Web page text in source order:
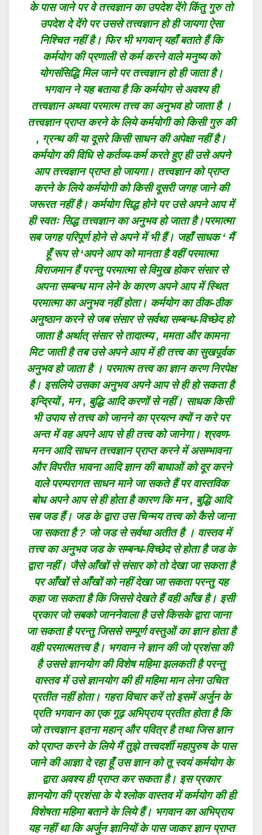
के पास जाने पर वे तत्त्वज्ञान का उपदेश देंगे किंतु गुरु तो
उपदेश दे देंगे पर उससे तत्त्वज्ञान हो ही जायगा ऐसा
निश्चित नहीं है। फिर भी भगवान् यहाँ बताते हैं कि
कर्मयोग की प्रणाली से कर्म करने वाले मनुष्य को
योगसंसिद्धि मिल जाने पर तत्त्वज्ञान हो ही जाता है।
भगवान ने यह बताया है कि कर्मयोग से अवश्य ही
तत्त्वज्ञान अथवा परमात्म तत्त्व का अनुभव हो जाता है ।
तत्त्वज्ञान प्राप्त करने के लिये कर्मयोगी को किसी गुरु की
, ग्रन्थ की या दूसरे किसी साधन की अपेक्षा नहीं है।
कर्मयोग की विधि से कर्तव्य-कर्म करते हुए ही उसे अपने
आप तत्त्वज्ञान प्राप्त हो जायगा। तत्त्वज्ञान को प्राप्त
करने के लिये कर्मयोगी को किसी दूसरी जगह जाने की
जरूरत नहीं है। कर्मयोग सिद्ध होने पर उसे अपने आप में
ही स्वतः सिद्ध तत्त्वज्ञान का अनुभव हो जाता है।परमात्मा
सब जगह परिपूर्ण होने से अपने में भी हैं। जहाँ साधक ‘ मैं
हूँ रूप से ‘अपने आप को मानता है वहीं परमात्मा
विराजमान हैं परन्तु परमात्मा से विमुख होकर संसार से
अपना सम्बन्ध मान लेने के कारण अपने आप में स्थित
परमात्मा का अनुभव नहीं होता। कर्मयोग का ठीक-ठीक
अनुष्ठान करने से जब संसार से सर्वथा सम्बन्ध-विच्छेद हो
जाता है अर्थात् संसार से तादात्म्य , ममता और कामना
मिट जाती है तब उसे अपने आप में ही तत्त्व का सुखपूर्वक
अनुभव हो जाता है । परमात्म तत्त्व का ज्ञान करण निरपेक्ष
है। इसलिये उसका अनुभव अपने आप से ही हो सकता है
इन्द्रियों , मन , बुद्धि आदि करणों से नहीं। साधक किसी
भी उपाय से तत्त्व को जानने का प्रयत्न क्यों न करे पर
अन्त में वह अपने आप से ही तत्त्व को जानेगा। श्रवण-
मनन आदि साधन तत्त्वज्ञान प्राप्त करने में असम्भावना
और विपरीत भावना आदि ज्ञान की बाधाओं को दूर करने
वाले परम्परागत साधन माने जा सकते हैं पर वास्तविक
बोध अपने आप से ही होता है कारण कि मन , बुद्धि आदि
सब जड हैं। जड के द्वारा उस चिन्मय तत्त्व को कैसे जाना
जा सकता है ? जो जड से सर्वथा अतीत है । वास्तव में
तत्त्व का अनुभव जड के सम्बन्ध-विच्छेद से होता है जड के
द्वारा नहीं। जैसे आँखों से संसार को तो देखा जा सकता है
पर आँखों से आँखों को नहीं देखा जा सकता परन्तु यह
कहा जा सकता है कि जिससे देखते हैं वही आँख है। इसी
प्रकार जो सबको जाननेवाला है उसे किसके द्वारा जाना
जा सकता है परन्तु जिससे सम्पूर्ण वस्तुओं का ज्ञान होता है
वही परमात्मतत्त्व है। भगवान ने ज्ञान की जो प्रशंसा की
है उससे ज्ञानयोग की विशेष महिमा झलकती है परन्तु
वास्तव में उसे ज्ञानयोग की ही महिमा मान लेना उचित
प्रतीत नहीं होता। गहरा विचार करें तो इसमें अर्जुन के
प्रति भगवान का एक गूढ़ अभिप्राय प्रतीत होता है कि
जो तत्त्वज्ञान इतना महान् और पवित्र है तथा जिस ज्ञान
को प्राप्त करने के लिये मैं तुझे तत्त्वदर्शी महापुरुष के पास
जाने की आज्ञा दे रहा हूँ उस ज्ञान को तू स्वयं कर्मयोग के
द्वारा अवश्य ही प्राप्त कर सकता है। इस प्रकार
ज्ञानयोग की प्रशंसा के ये श्लोक वास्तव में कर्मयोग की ही
विशेषता महिमा बताने के लिये हैं। भगवान का अभिप्राय
यह नहीं था कि अर्जुन ज्ञानियों के पास जाकर ज्ञान प्राप्त